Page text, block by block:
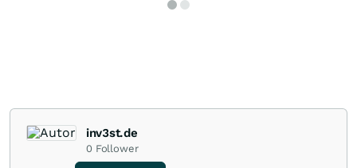
inv3st.de
0 Follower